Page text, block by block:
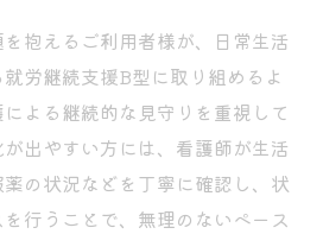
抱えるご利用者様が、日常生活
労継続支援B型に取り組めるよ
よる継続的な見守りを重視して
出やすい方には、看護師が生活
の状況などを丁寧に確認し、状
行うことで、無理のないペース